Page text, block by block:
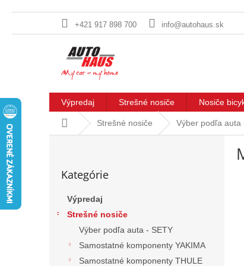
+421 917 898 700 info@autohaus.sk
Výpredaj Strešné nosiče Nosiče
DomovStrešné nosiče Výber podľa auta
kategórie
Kategórie
Výpredaj
Strešné nosiče
Výber podľa auta - SETY
Samostatné komponenty YAKIMA
Samostatné komponenty THULE